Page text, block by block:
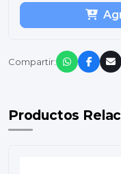
Compartir:
Productos